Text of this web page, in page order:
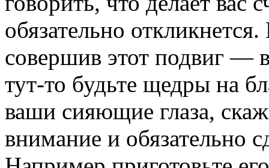
обязательно
совершив этот подвиг —
тут-то будьте щедры на
ваши сияющие глаза,
внимание и обязательно